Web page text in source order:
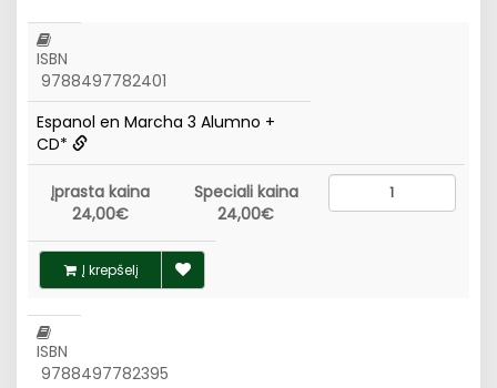
ISBN
9788497782401
Espanol en Marcha 3 Alumno +
CD*
Įprasta kaina
24,00€
Speciali kaina
24,00€
Į krepšelį
ISBN
9788497782395